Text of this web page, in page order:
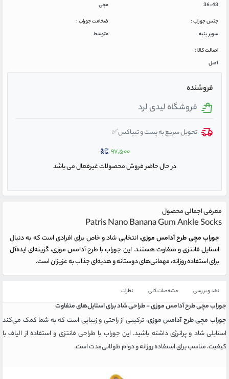
36-43
مچی
جنس جوراب :
سوپر پنبه
ضخامت جوراب :
متوسط
اصالت کالا :
اصل
فروشنده
فروشگاه لیدی لرد
تحویل سریع به پست و تیپاکس✅
۹۷,۵۰۰
در حال حاضر فروش محصولات غیرفعال می باشد
معرفی اجمالی محصول
Patris Nano Banana Gum Ankle Socks
جوراب مچی طرح آدامس موزی، انتخابی شاد و خاص برای افرادی است که به دنبال
استایل فانتزی و متفاوت هستند. این جوراب با طرح آدامس موزی، گزینه‌ای ایده‌آل
برای استفاده روزانه، مهمانی‌های دوستانه و هدیه‌ای جذاب به عزیزان است.
نقد و بررسی مشخصات کلی نظرات
جوراب مچی طرح آدامس موزی - طراحی شاد برای استایل‌های متفاوت
جوراب مچی طرح آدامس موزی، ترکیبی از راحتی و زیبایی است که به شما کمک می‌کند
استایلی شاد و پرانرژی داشته باشید. این جوراب با طراحی فانتزی و استفاده از الیاف با
کیفیت، مناسب برای استفاده روزانه و دوام طولانی‌مدت است.